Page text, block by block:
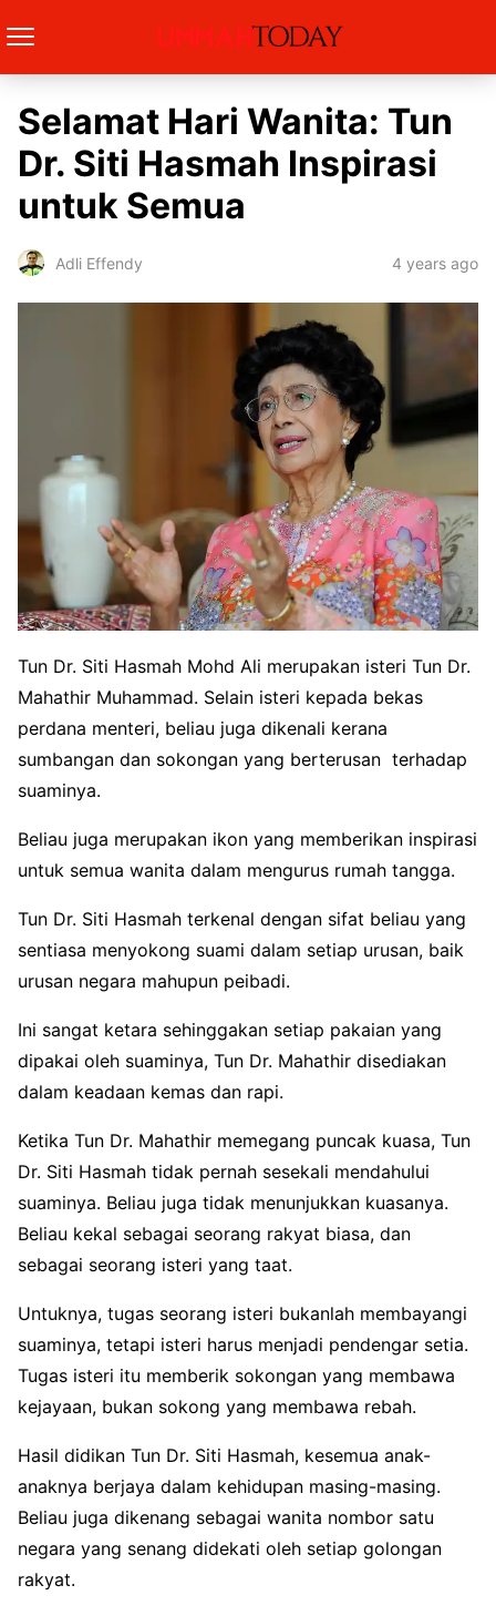
Selamat Hari Wanita: Tun
Dr. Siti Hasmah Inspirasi
untuk Semua
Adli Effendy 4 years ago
Tun Dr. Siti Hasmah Mohd Ali merupakan isteri Tun Dr.
Mahathir Muhammad. Selain isteri kepada bekas
perdana menteri, beliau juga dikenali kerana
sumbangan dan sokongan yang berterusan terhadap
suaminya.
Beliau juga merupakan ikon yang memberikan inspirasi
untuk semua wanita dalam mengurus rumah tangga.
Tun Dr. Siti Hasmah terkenal dengan sifat beliau yang
sentiasa menyokong suami dalam setiap urusan, baik
urusan negara mahupun peibadi.
Ini sangat ketara sehinggakan setiap pakaian yang
dipakai oleh suaminya, Tun Dr. Mahathir disediakan
dalam keadaan kemas dan rapi.
Ketika Tun Dr. Mahathir memegang puncak kuasa, Tun
Dr. Siti Hasmah tidak pernah sesekali mendahului
suaminya. Beliau juga tidak menunjukkan kuasanya.
Beliau kekal sebagai seorang rakyat biasa, dan
sebagai seorang isteri yang taat.
Untuknya, tugas seorang isteri bukanlah membayangi
suaminya, tetapi isteri harus menjadi pendengar setia.
Tugas isteri itu memberik sokongan yang membawa
kejayaan, bukan sokong yang membawa rebah.
Hasil didikan Tun Dr. Siti Hasmah, kesemua anak-
anaknya berjaya dalam kehidupan masing-masing.
Beliau juga dikenang sebagai wanita nombor satu
negara yang senang didekati oleh setiap golongan
rakyat.